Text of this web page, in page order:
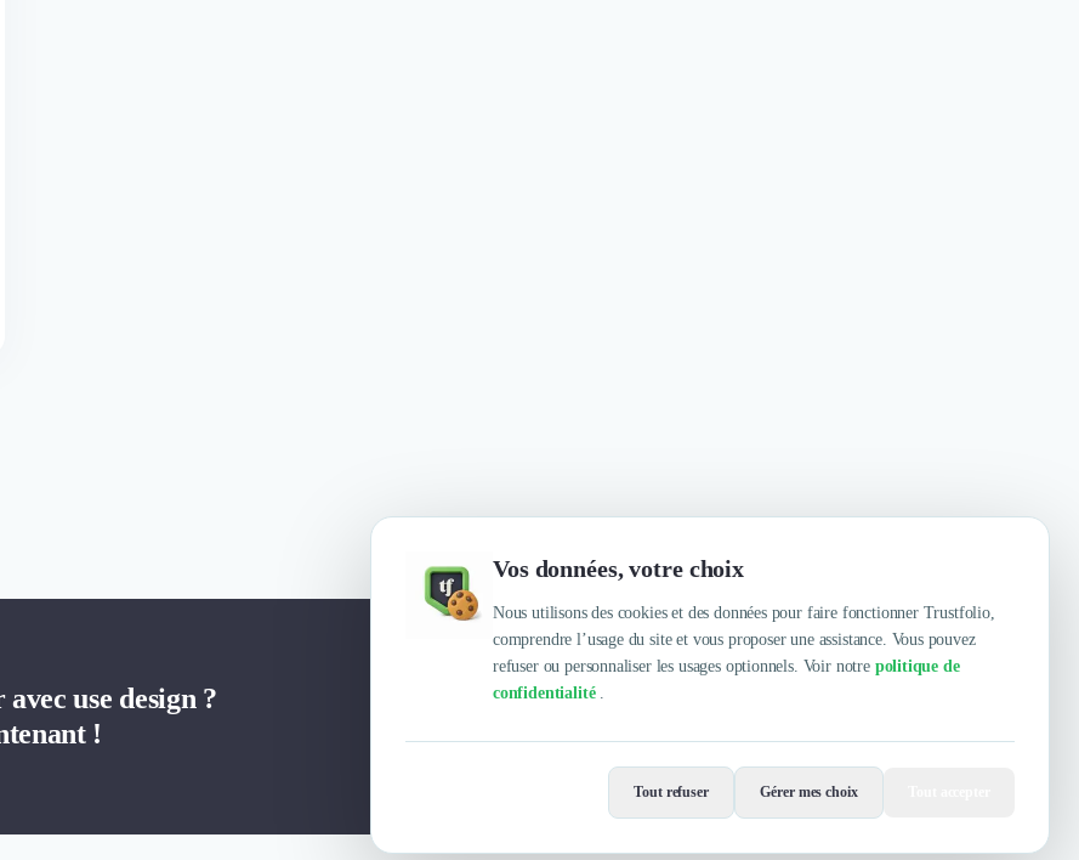
Vos données, votre choix
Nous utilisons des cookies et des données pour faire fonctionner Trustfolio,
comprendre l’usage du site et vous proposer une assistance. Vous pouvez
refuser ou personnaliser les usages optionnels. Voir notre politique de
confidentialité.
Tout refuser Gérer mes choix
use design ?
!